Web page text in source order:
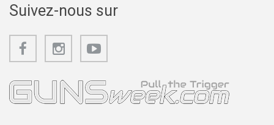
Suivez-nous sur